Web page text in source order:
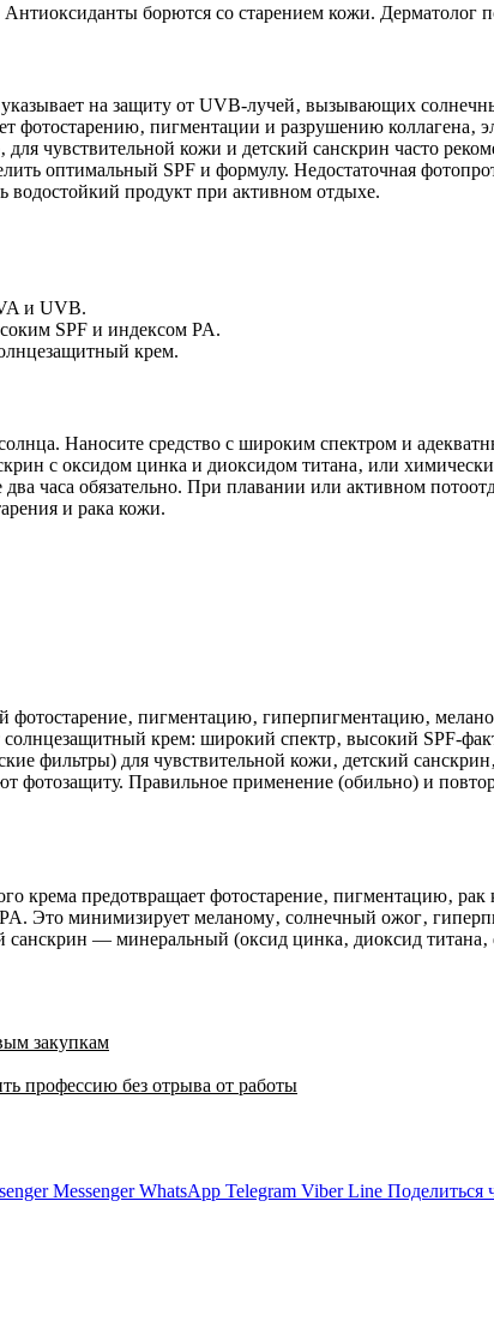
борются со старением кожи. Дерматолог
на защиту от UVB-лучей‚ вызывающих
фотостарению‚ пигментации и разрушению коллагена‚
чувствительной кожи и детский санскрин часто
оптимальный SPF и формулу. Недостаточная
продукт при активном отдыхе.
и UVB.
SPF и индексом PA.
крем.
Наносите средство с широким спектром и
с оксидом цинка и диоксидом титана‚ или
часа обязательно. При плавании или активном
и рака кожи.
пигментацию‚ гиперпигментацию‚
солнцезащитный крем: широкий спектр‚ высокий SPF-
фильтры) для чувствительной кожи‚ детский
фотозащиту. Правильное применение (обильно) и
крема предотвращает фотостарение‚ пигментацию‚
Это минимизирует меланому‚ солнечный ожог‚
санскрин — минеральный (оксид цинка‚ диоксид
закупкам
профессию без отрыва от работы
Messenger WhatsApp Telegram Viber Line Поделиться